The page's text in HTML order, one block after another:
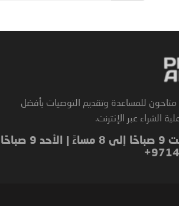
متاحون للمساعدة وتقديم التوصيات بأفضل
الشراء عبر الإنترنت.
6 مساءً